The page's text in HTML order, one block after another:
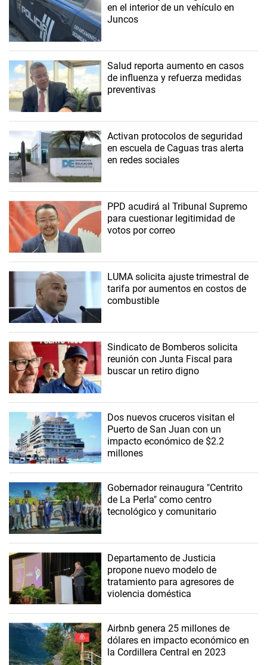
en el interior de un vehículo en
Juncos
Salud reporta aumento en casos
de influenza y refuerza medidas
preventivas
Activan protocolos de seguridad
en escuela de Caguas tras alerta
en redes sociales
PPD acudirá al Tribunal Supremo
para cuestionar legitimidad de
votos por correo
LUMA solicita ajuste trimestral de
tarifa por aumentos en costos de
combustible
Sindicato de Bomberos solicita
reunión con Junta Fiscal para
buscar un retiro digno
Dos nuevos cruceros visitan el
Puerto de San Juan con un
impacto económico de $2.2
millones
Gobernador reinaugura "Centrito
de La Perla" como centro
tecnológico y comunitario
Departamento de Justicia
propone nuevo modelo de
tratamiento para agresores de
violencia doméstica
Airbnb genera 25 millones de
dólares en impacto económico en
la Cordillera Central en 2023